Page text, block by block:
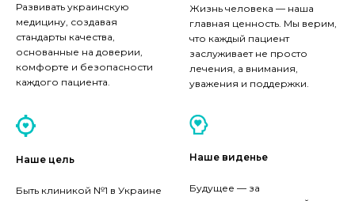
Развивать украинскую
медицину, создавая
стандарты качества,
основанные на доверии,
комфорте и безопасности
каждого пациента.
Жизнь человека — наша
главная ценность. Мы верим,
что каждый пациент
заслуживает не просто
лечения, а внимания,
уважения и поддержки.
Наше цель
Быть клиникой №1 в Украине
Наше виденье
Будущее — за